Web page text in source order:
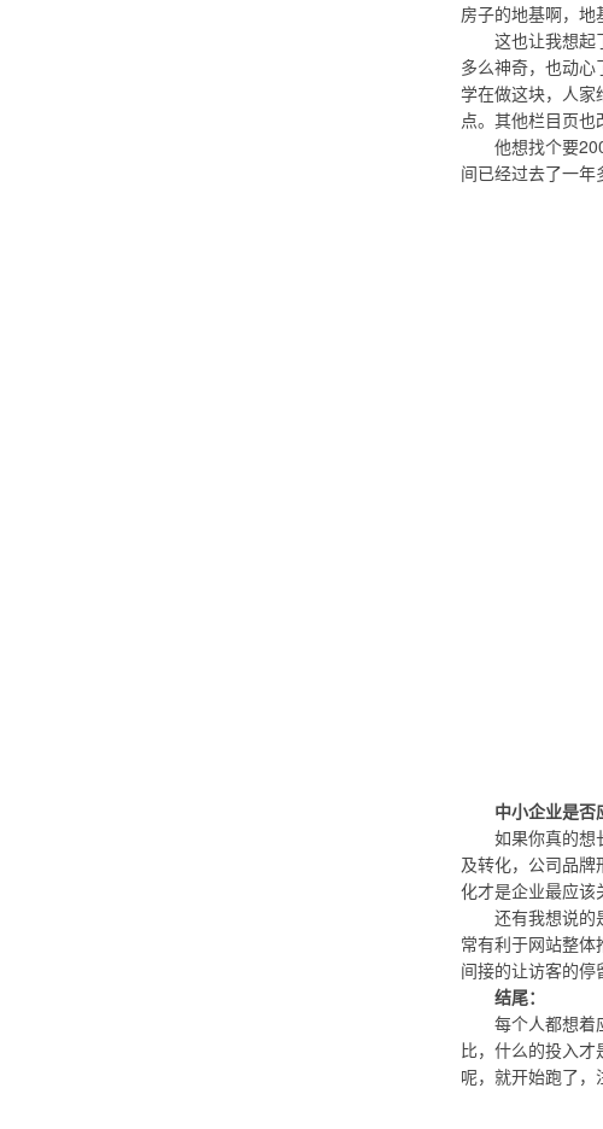
房子的地基啊，
这也让我想起了
多么神奇，也动
学在做这块，人家
点。其他栏目页也
他想找个要
间已经过去了一年
中小企业是否
如果你真的想长
及转化，公司品
化才是企业最应该
还有我想说的是
常有利于网站整
间接的让访客的
结尾：
每个人都想着应
比，什么的投入
呢，就开始跑了，